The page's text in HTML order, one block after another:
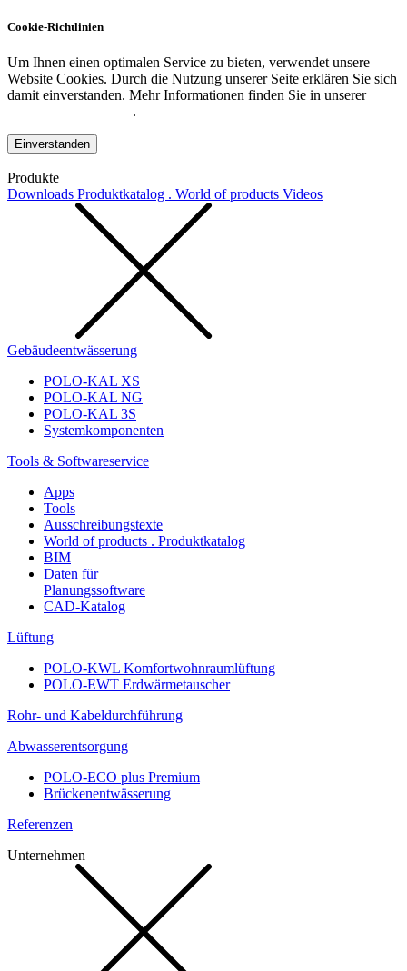
Cookie-Richtlinien
Um Ihnen einen optimalen Service zu bieten, verwendet unsere
Website Cookies. Durch die Nutzung unserer Seite erklären Sie sich
damit einverstanden. Mehr Informationen finden Sie in unserer
.
Einverstanden
Produkte
Downloads Produktkatalog . World of products Videos
Gebäudeentwässerung
POLO-KAL XS
POLO-KAL NG
POLO-KAL 3S
Systemkomponenten
Tools & Softwareservice
Apps
Tools
Ausschreibungstexte
World of products . Produktkatalog
BIM
Daten für
Planungssoftware
CAD-Katalog
Lüftung
POLO-KWL Komfortwohnraumlüftung
POLO-EWT Erdwärmetauscher
Rohr- und Kabeldurchführung
Abwasserentsorgung
POLO-ECO plus Premium
Brückenentwässerung
Referenzen
Unternehmen